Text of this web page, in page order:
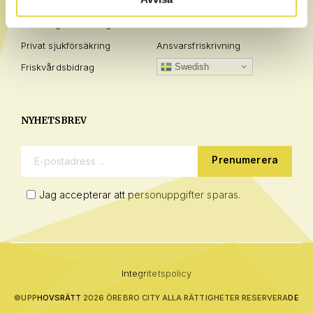
Privat sjukförsäkring
Friskvårdsbidrag
Ansvarsfriskrivning
Swedish
NYHETSBREV
E-postadress:
Jag accepterar att personuppgifter sparas.
Integritetspolicy
©UPPHOVSRÄTT 2026 ÖREBRO CITY ALLA RÄTTIGHETER RESERVERADE